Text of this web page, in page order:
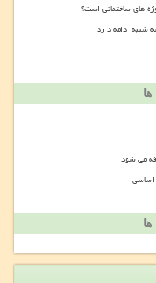
های ساختمانی است؟
می شود
اساسی